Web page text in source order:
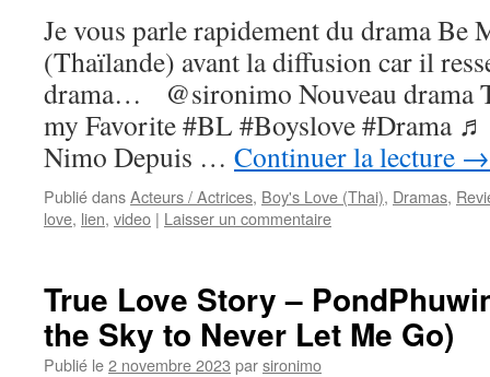
Je vous parle rapidement du drama Be
(Thaïlande) avant la diffusion car il
drama… @sironimo Nouveau drama
my Favorite #BL #Boyslove #Drama
Nimo Depuis … Continuer la lecture →
Publié dansActeurs / Actrices, Boy's Love (Thai), Dramas,
love, lien, video | Laisser un commentaire
True Love Story –
the Sky to Never Let Me Go)
Publié le2 novembre 2023 parsironimo